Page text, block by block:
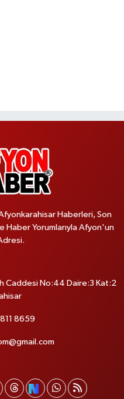
Haberleri, Son
Haber Yorumlarıyla Afyon'un
Caddesi No:44 Daire:3 Kat:2
8659